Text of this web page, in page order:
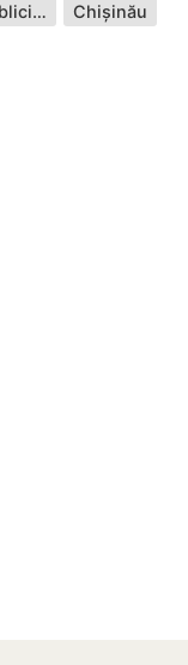
Guvernul Republicii Moldova Chișinău